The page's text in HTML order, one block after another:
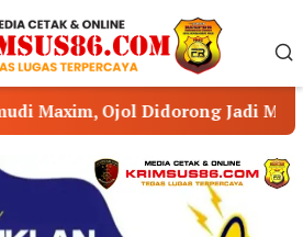
Jadi Mitra Strategis